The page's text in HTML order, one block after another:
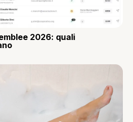
2026: quali